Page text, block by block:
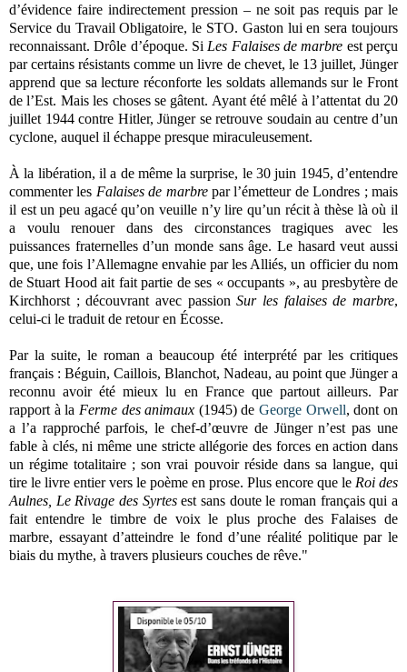
d’évidence faire indirectement pression – ne soit pas requis par le
Service du Travail Obligatoire, le STO. Gaston lui en sera toujours
reconnaissant. Drôle d’époque. Si Les Falaises de marbre est perçu
par certains résistants comme un livre de chevet, le 13 juillet, Jünger
apprend que sa lecture réconforte les soldats allemands sur le Front
de l’Est. Mais les choses se gâtent. Ayant été mêlé à l’attentat du 20
juillet 1944 contre Hitler, Jünger se retrouve soudain au centre d’un
cyclone, auquel il échappe presque miraculeusement.
À la libération, il a de même la surprise, le 30 juin 1945, d’entendre
commenter les Falaises de marbrepar l’émetteur de Londres ; mais
il est un peu agacé qu’on veuille n’y lire qu’un récit à thèse là où il
a voulu renouer dans des circonstances tragiques avec les
puissances fraternelles d’un monde sans âge. Le hasard veut aussi
que, une fois l’Allemagne envahie par les Alliés, un officier du nom
de Stuart Hood ait fait partie de ses « occupants », au presbytère de
Kirchhorst ; découvrant avec passionSur les falaises de marbre,
celui-ci le traduit de retour en Écosse.
Par la suite, le roman a beaucoup été interprété par les critiques
français : Béguin, Caillois, Blanchot, Nadeau, au point que Jünger a
reconnu avoir été mieux lu en France que partout ailleurs. Par
rapport à la Ferme des animaux (1945) deGeorge Orwell, dont on
a l’a rapproché parfois, le chef-d’œuvre de Jünger n’est pas une
fable à clés, ni même une stricte allégorie des forces en action dans
un régime totalitaire ; son vrai pouvoir réside dans sa langue, qui
tire le livre entier vers le poème en prose. Plus encore que le Roi des
Aulnes, Le Rivage des Syrtesest sans doute le roman français qui a
fait entendre le timbre de voix le plus proche des Falaises de
marbre, essayant d’atteindre le fond d’une réalité politique par le
biais du mythe, à travers plusieurs couches de rêve."